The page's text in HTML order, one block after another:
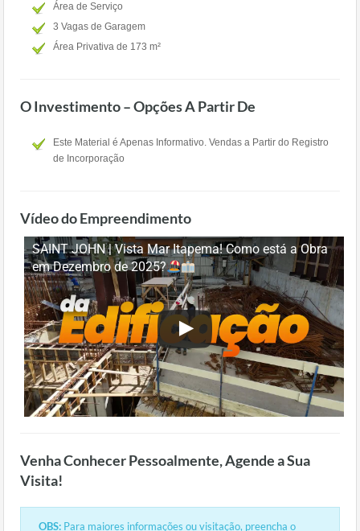
Área de Serviço
3 Vagas de Garagem
Área Privativa de 173 m²
O Investimento – Opções A Partir De
Este Material é Apenas Informativo. Vendas a Partir do Registro
de Incorporação
Vídeo do Empreendimento
SAINT JOHN | Vista Mar Itapema! Como está a Obra
em Dezembro de 2025?
Venha Conhecer Pessoalmente, Agende a Sua
Visita!
OBS: Para maiores informações ou visitação, preencha o